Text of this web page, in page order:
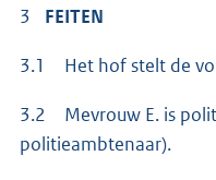
3 FEITEN
3.1 Het hof stelt de
3.2 Mevrouw E. is
politieambtenaar).